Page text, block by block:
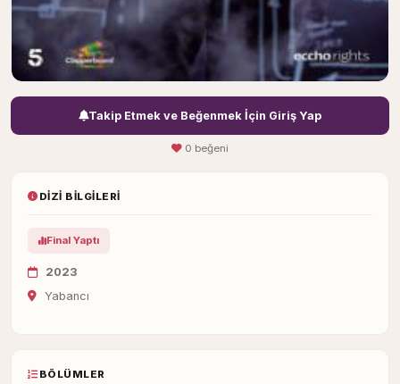
Takip Etmek ve Beğenmek İçin Giriş Yap
0 beğeni
DIZI BILGILERI
Final Yaptı
2023
Yabancı
BÖLÜMLER